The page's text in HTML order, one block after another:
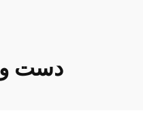
دست